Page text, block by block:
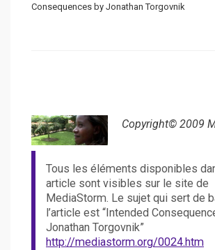
Consequences by Jonathan Torgovnik
Copyright© 2009
Tous les éléments disponibles
article sont visibles sur le site de
MediaStorm. Le sujet qui sert de
l’article est “Intended
Jonathan Torgovnik”
http://mediastorm.org/0024.htm